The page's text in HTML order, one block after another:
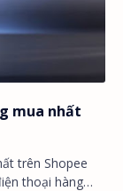
mua nhất
trên Shopee